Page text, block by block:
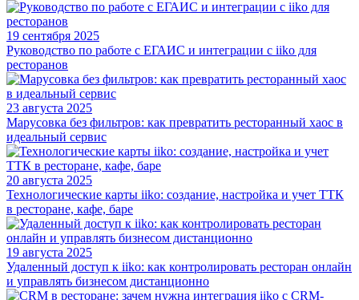
19 сентября 2025
Руководство по работе с ЕГАИС и интеграции с iiko для
ресторанов
23 августа 2025
Марусовка без фильтров: как превратить ресторанный хаос в
идеальный сервис
20 августа 2025
Технологические карты iiko: создание, настройка и учет ТТК
в ресторане, кафе, баре
19 августа 2025
Удаленный доступ к iiko: как контролировать ресторан онлайн
и управлять бизнесом дистанционно